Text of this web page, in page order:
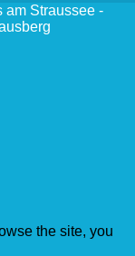
am Straussee -
the site, you